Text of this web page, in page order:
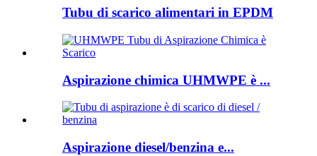
Tubu di scarico alimentari in EPDM
Aspirazione chimica UHMWPE è ...
Aspirazione diesel/benzina e...